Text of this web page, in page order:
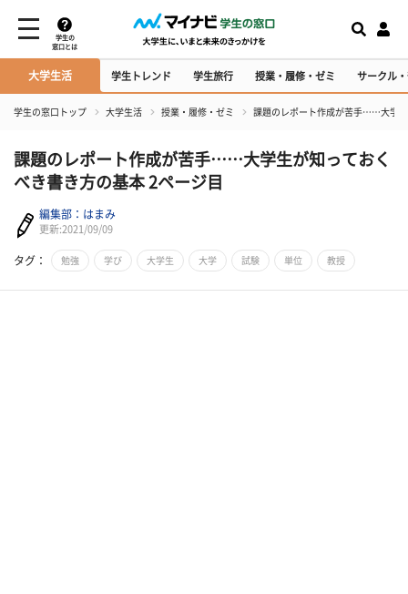
学生の
窓口とは
大学生活 学生トレンド 学生旅行 授業・履修・ゼミ サークル
学生の窓口トップ 大学生活 授業・履修・ゼミ 課題のレポート作成が苦手……大学
課題のレポート作成が苦手……大学生が知っておく
べき書き方の基本 2ページ目
編集部：はまみ
更新:2021/09/09
タグ： 勉強 学び 大学生 大学 試験 単位 教授